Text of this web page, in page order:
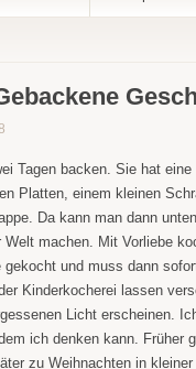
Tagen backen. Sie hat
Platten, einem kleinen
Da kann man dann
machen. Mit Vorliebe
und muss dann
Kinderkocherei lassen
Licht erscheinen.
ich denken kann. Früher
zu Weihnachten in